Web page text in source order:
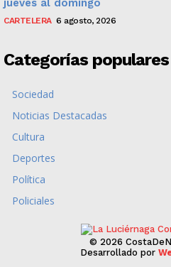
jueves al domingo
CARTELERA 6 agosto, 2026
Categorías populares
Sociedad
Noticias Destacadas
Cultura
Deportes
Política
Policiales
© 2026
Desarrollado por